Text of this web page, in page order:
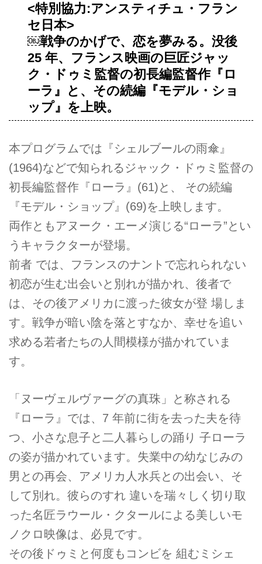
<特別協力:アンスティチュ・フラン
セ日本>
￼戦争のかげで、恋を夢みる。没後
25 年、フランス映画の巨匠ジャッ
ク・ドゥミ監督の初長編監督作『ロ
ーラ』と、その続編『モデル・ショ
ップ』を上映。
本プログラムでは『シェルブールの雨傘』
(1964)などで知られるジャック・ドゥミ監督の
初長編監督作『ローラ』(61)と、 その続編
『モデル・ショップ』(69)を上映します。
両作ともアヌーク・エーメ演じる“ローラ”とい
うキャラクターが登場。
前者 では、フランスのナントで忘れられない
初恋が生む出会いと別れが描かれ、後者で
は、その後アメリカに渡った彼女が登 場しま
す。戦争が暗い陰を落とすなか、幸せを追い
求める若者たちの人間模様が描かれていま
す。
「ヌーヴェルヴァーグの真珠」と称される
『ローラ』では、7 年前に街を去った夫を待
つ、小さな息子と二人暮らしの踊り 子ローラ
の姿が描かれています。失業中の幼なじみの
男との再会、アメリカ人水兵との出会い、そ
して別れ。彼らのすれ 違いを瑞々しく切り取
った名匠ラウール・クタールによる美しいモ
ノクロ映像は、必見です。
その後ドゥミと何度もコンビを 組むミシェ